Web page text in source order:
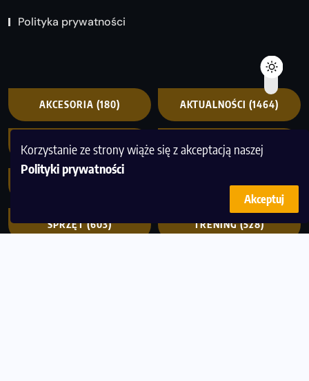
Korzystanie ze strony wiąże się z akceptacją naszej
Polityki prywatności
Akceptuj
Polityka prywatności
AKCESORIA (180) AKTUALNOŚCI (1464)
CZYTELNIA (487) DIETA
POLECANE (529)
SPRZĘT (603) TRENING (528)